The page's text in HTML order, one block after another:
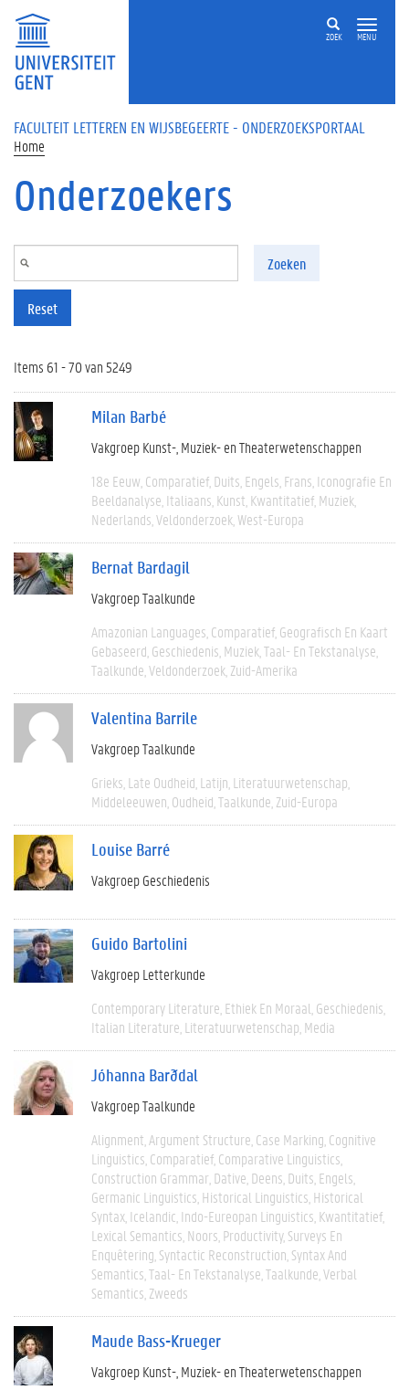
Overslaan en naar de inhoud gaan
ZOEK MENU
FACULTEIT LETTEREN EN WIJSBEGEERTE - ONDERZOEKSPORTAAL
Home
Onderzoekers
Zoeken
Reset
Items 61 - 70 van 5249
Milan Barbé
Vakgroep Kunst-, Muziek- en Theaterwetenschappen
18e Eeuw Comparatief Duits Engels Frans Iconografie En
Beeldanalyse Italiaans Kunst Kwantitatief Muziek
Nederlands Veldonderzoek West-Europa
Bernat Bardagil
Vakgroep Taalkunde
Amazonian Languages Comparatief Geografisch En Kaart
Gebaseerd Geschiedenis Muziek Taal- En Tekstanalyse
Taalkunde Veldonderzoek Zuid-Amerika
Valentina Barrile
Vakgroep Taalkunde
Grieks Late Oudheid Latijn Literatuurwetenschap
Middeleeuwen Oudheid Taalkunde Zuid-Europa
Louise Barré
Vakgroep Geschiedenis
Guido Bartolini
Vakgroep Letterkunde
Contemporary Literature Ethiek En Moraal Geschiedenis
Italian Literature Literatuurwetenschap Media
Jóhanna Barðdal
Vakgroep Taalkunde
Alignment Argument Structure Case Marking Cognitive
Linguistics Comparatief Comparative Linguistics
Construction Grammar Dative Deens Duits Engels
Germanic Linguistics Historical Linguistics Historical
Syntax Icelandic Indo-Eureopan Linguistics Kwantitatief
Lexical Semantics Noors Productivity Surveys En
Enquêtering Syntactic Reconstruction Syntax And
Semantics Taal- En Tekstanalyse Taalkunde Verbal
Semantics Zweeds
Maude Bass-Krueger
Vakgroep Kunst-, Muziek- en Theaterwetenschappen